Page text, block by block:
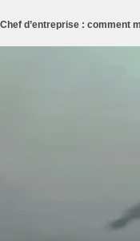
Chef d’entreprise : comment